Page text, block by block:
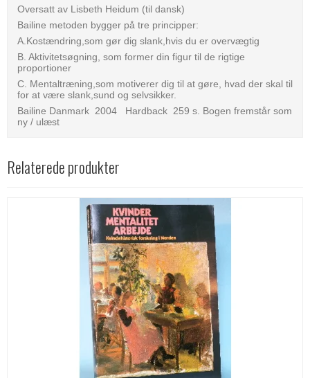
Oversatt av Lisbeth Heidum (til dansk)
Bailine metoden bygger på tre principper:
A.Kostændring,som gør dig slank,hvis du er overvægtig
B. Aktivitetsøgning, som former din figur til de rigtige
proportioner
C. Mentaltræning,som motiverer dig til at gøre, hvad der skal til
for at være slank,sund og selvsikker.
Bailine Danmark 2004 Hardback 259 s. Bogen fremstår som
ny / ulæst
Relaterede produkter